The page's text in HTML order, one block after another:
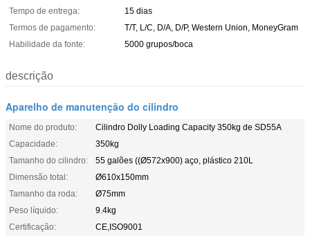
Tempo de entrega:
15 dias
Termos de pagamento:
T/T, L/C, D/A, D/P, Western Union, MoneyGram
Habilidade da fonte:
5000 grupos/boca
descrição
Aparelho de manutenção do cilindro
Nome do produto:
Cilindro Dolly Loading Capacity 350kg de SD55A
Capacidade:
350kg
Tamanho do cilindro:
55 galões ((Ø572x900) aço, plástico 210L
Dimensão total:
Ø610x150mm
Tamanho da roda:
Ø75mm
Peso líquido:
9.4kg
Certificação:
CE,ISO9001